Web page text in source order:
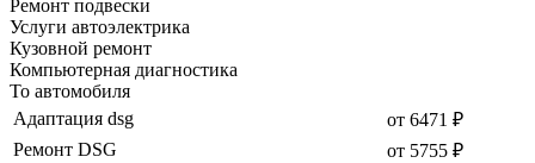
Ремонт подвески
Услуги автоэлектрика
Кузовной ремонт
Компьютерная диагностика
То автомобиля
Адаптация dsg
от 6471 ₽
Ремонт DSG
от 5755 ₽